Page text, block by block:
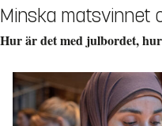
Minska matsvinnet
Hur är det med julbordet,